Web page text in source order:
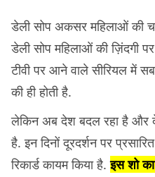
डेली सोप अकसर महिलाओं की
डेली सोप महिलाओं की ज़िंदगी
टीवी पर आने वाले सीरियल में
की ही होती है.
लेकिन अब देश बदल रहा है और
है. इन दिनों दूरदर्शन पर
रिकार्ड कायम किया है.इस शो